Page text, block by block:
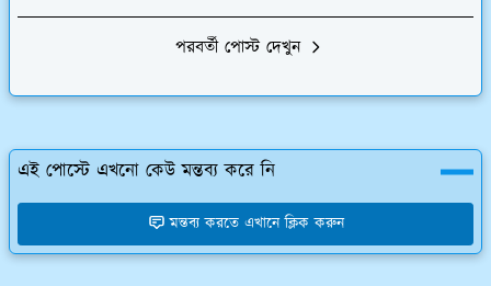
পরবর্তী পোস্ট দেখুন
এই পোস্টে এখনো কেউ মন্তব্য করে নি
মন্তব্য করতে এখানে ক্লিক করুন